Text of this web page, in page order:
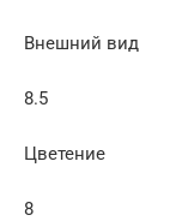
Внешний вид
8.5
Цветение
8